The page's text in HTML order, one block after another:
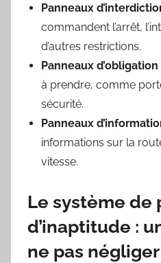
Panneaux
commandent l’arrêt,
d’autres restrictions.
Panneaux d’obligation
à prendre, comme
sécurité.
Panneaux
informations sur la
vitesse.
Le système de
d’inaptitude :
ne pas négliger